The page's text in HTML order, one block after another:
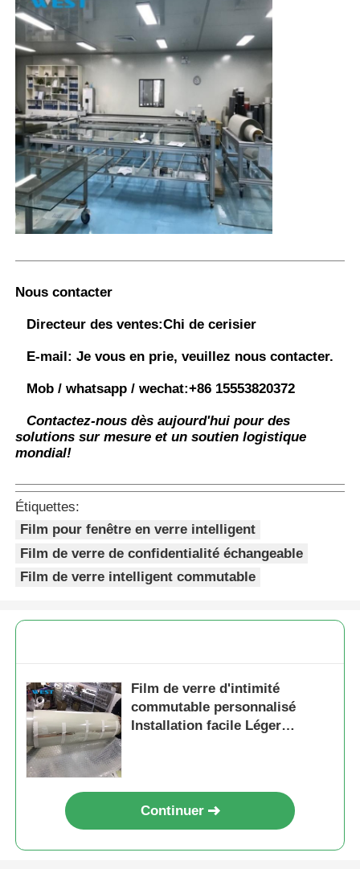
Nous contacter
Directeur des ventes:Chi de cerisier
E-mail: Je vous en prie, veuillez nous contacter.
Mob / whatsapp / wechat:+86 15553820372
Contactez-nous dès aujourd'hui pour des
solutions sur mesure et un soutien logistique
mondial!
Étiquettes:
Film pour fenêtre en verre intelligent
Film de verre de confidentialité échangeable
Film de verre intelligent commutable
Film de verre d'intimité
commutable personnalisé
Installation facile Léger
Continuer